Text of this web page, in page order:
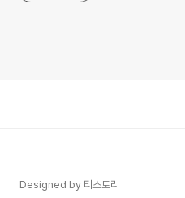
Designed by 티스토리